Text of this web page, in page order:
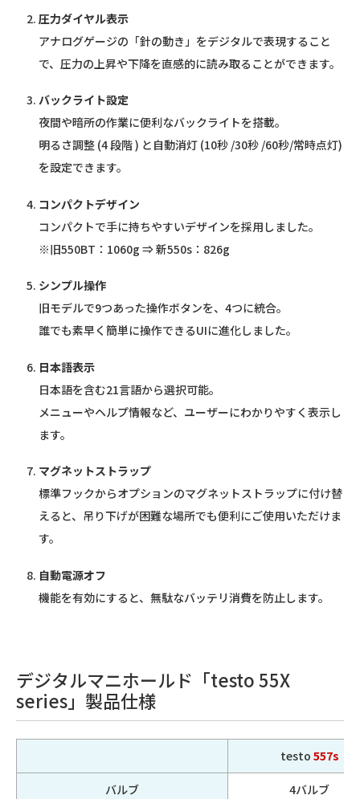
圧力ダイヤル表示
アナログゲージの「針の動き」をデジタルで表現すること
で、圧力の上昇や下降を直感的に読み取ることができます。
バックライト設定
夜間や暗所の作業に便利なバックライトを搭載。
明るさ調整 (4 段階 ) と自動消灯 (10秒 /30秒 /60秒/常時点灯)
を設定できます。
コンパクトデザイン
コンパクトで手に持ちやすいデザインを採用しました。
※旧550BT：1060g ⇒ 新550s：826g
シンプル操作
旧モデルで9つあった操作ボタンを、4つに統合。
誰でも素早く簡単に操作できるUIに進化しました。
日本語表示
日本語を含む21言語から選択可能。
メニューやヘルプ情報など、ユーザーにわかりやすく表示し
ます。
マグネットストラップ
標準フックからオプションのマグネットストラップに付け替
えると、吊り下げが困難な場所でも便利にご使用いただけま
す。
自動電源オフ
機能を有効にすると、無駄なバッテリ消費を防止します。
デジタルマニホールド「testo 55X
series」製品仕様
testo 557s
バルブ 4バルブ